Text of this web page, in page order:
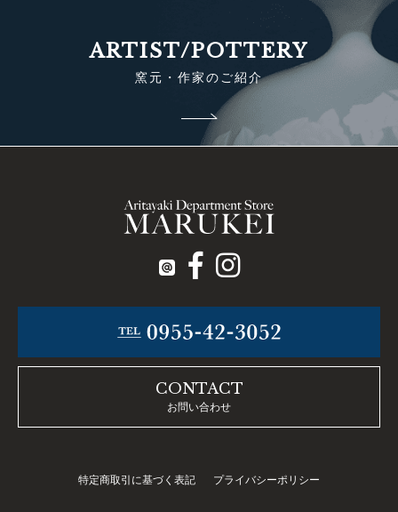
ARTIST/POTTERY
窯元・作家のご紹介
CONTACT
お問い合わせ
特定商取引に基づく表記 プライバシーポリシー